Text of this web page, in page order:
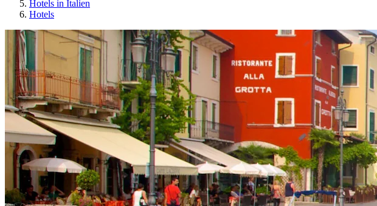
Hotels in Italien
Hotels